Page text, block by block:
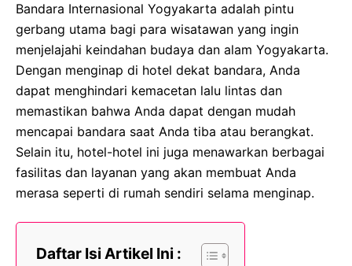
Bandara Internasional Yogyakarta adalah pintu
gerbang utama bagi para wisatawan yang ingin
menjelajahi keindahan budaya dan alam Yogyakarta.
Dengan menginap di hotel dekat bandara, Anda
dapat menghindari kemacetan lalu lintas dan
memastikan bahwa Anda dapat dengan mudah
mencapai bandara saat Anda tiba atau berangkat.
Selain itu, hotel-hotel ini juga menawarkan berbagai
fasilitas dan layanan yang akan membuat Anda
merasa seperti di rumah sendiri selama menginap.
Daftar Isi Artikel Ini :